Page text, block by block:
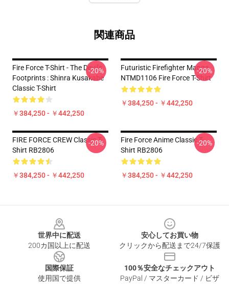
関連商品
Fire Force T-Shirt - The Devil's
Footprints : Shinra Kusakabe
Classic T-Shirt
￥384,250 - ￥442,250
-20%
Futuristic Firefighter Manga
NTMD1106 Fire Force T-Shirt
￥384,250 - ￥442,250
-20%
FIRE FORCE CREW Classic T-
Shirt RB2806
￥384,250 - ￥442,250
-20%
Fire Force Anime Classic T-
Shirt RB2806
￥384,250 - ￥442,250
-20%
世界中に配送
200カ国以上に配送
安心してお買い物
クリックから配送まで24/7保護
国際保証
使用国で提供
100％安全なチェックアウト
PayPal / マスターカード / ビザ